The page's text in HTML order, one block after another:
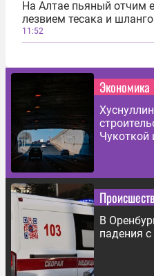
На Алтае пьяный отчим
лезвием тесака и
11:52
Экономика
Чукоткой
В
падения